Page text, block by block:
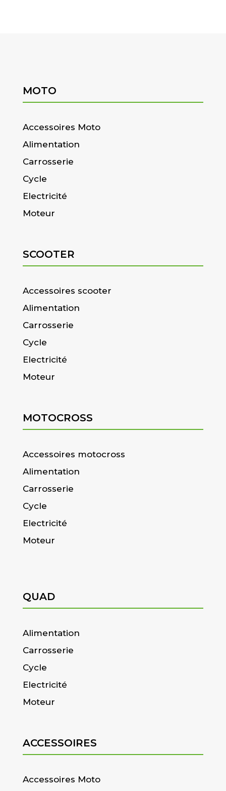
MOTO
Accessoires Moto
Alimentation
Carrosserie
Cycle
Electricité
Moteur
SCOOTER
Accessoires scooter
Alimentation
Carrosserie
Cycle
Electricité
Moteur
MOTOCROSS
Accessoires motocross
Alimentation
Carrosserie
Cycle
Electricité
Moteur
QUAD
Alimentation
Carrosserie
Cycle
Electricité
Moteur
ACCESSOIRES
Accessoires Moto